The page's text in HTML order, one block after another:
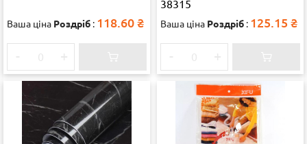
Ваша ціна Роздріб : 118.60 ₴
38315
Ваша ціна Роздріб : 125.15 ₴